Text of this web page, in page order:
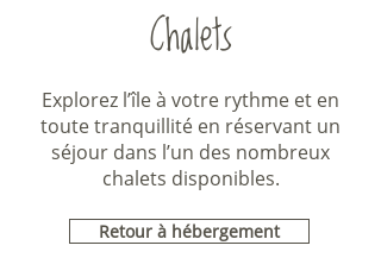
Chalets
Explorez l’île à votre rythme et en
toute tranquillité en réservant un
séjour dans l’un des nombreux
chalets disponibles.
Retour à hébergement